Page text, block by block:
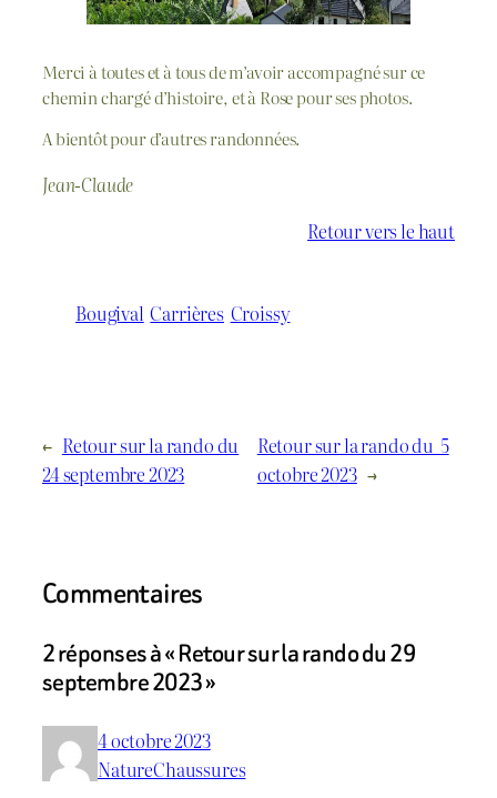
Merci à toutes et à tous de m’avoir accompagné sur ce
chemin chargé d’histoire, et à Rose pour ses photos.
A bientôt pour d’autres randonnées.
Jean-Claude
Retour vers le haut
Bougival Carrières Croissy
← Retour sur la rando du
24 septembre 2023
Retour sur la rando du 5
octobre 2023 →
Commentaires
2 réponses à « Retour sur la rando du 29
septembre 2023 »
4 octobre 2023
NatureChaussures